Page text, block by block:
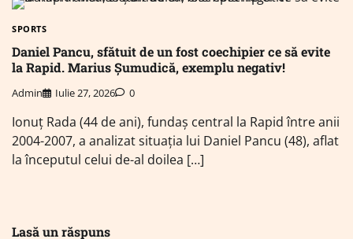
SPORTS
Daniel Pancu, sfătuit de un fost coechipier ce să evite
la Rapid. Marius Șumudică, exemplu negativ!
Admin Iulie 27, 2026 0
Ionuț Rada (44 de ani), fundaș central la Rapid între anii
2004-2007, a analizat situația lui Daniel Pancu (48), aflat
la începutul celui de-al doilea […]
Lasă un răspuns